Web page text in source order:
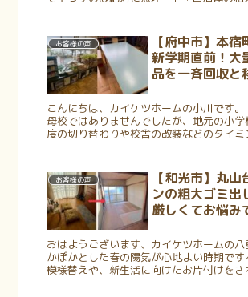
合わせて予定を組むのが難しい…」とい
お客様の声
【府中市】本宿
新学期直前！大
品を一斉回収と
こんにちは、カイケツホームの小川です
母校ではありませんでしたが、地元の小
度の切り替わりや校舎の改装などのタイミ
の備品を整理・移動しなければならない
お客様の声
【和光市】丸山
ンの粗大ゴミ出
厳しくてお悩み
おはようございます、カイケツホームの
かぽかとした春の陽気が心地よい時期で
模様替えや、新生活に向けたお片付けをさ
多いのではないでしょうか。マンション